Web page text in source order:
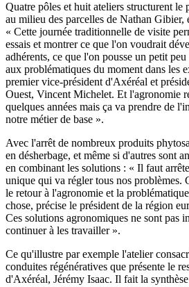
Quatre pôles et huit ateliers structurent le
au milieu des parcelles de Nathan Gibier,
« Cette journée traditionnelle de visite
essais et montrer ce que l'on voudrait
adhérents, ce que l'on pousse un petit
aux problématiques du moment dans les
premier vice-président d'Axéréal et
Ouest, Vincent Michelet. Et l'agronomie
quelques années mais ça va prendre de
notre métier de base ».
Avec l'arrêt de nombreux produits
en désherbage, et même si d'autres sont
en combinant les solutions : « Il faut
unique qui va régler tous nos problèmes.
le retour à l'agronomie et la
chose, précise le président de la région
Ces solutions agronomiques ne sont pas
continuer à les travailler ».
Ce qu'illustre par exemple l'atelier
conduites régénératives que présente le
d'Axéréal, Jérémy Isaac. Il fait la